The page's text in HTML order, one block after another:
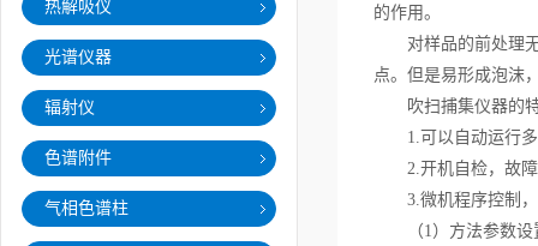
热解吸仪
光谱仪器
辐射仪
色谱附件
气相色谱柱
的作用。
对样品的前处理无
点。但是易形成泡沫
吹扫捕集仪器的特
1.可以自动运行多
2.开机自检，故障
3.微机程序控制，
（1）方法参数设